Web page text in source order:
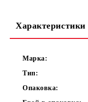
Характеристики
Марка:
Тип:
Опаковка: